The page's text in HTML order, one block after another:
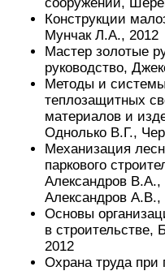
Конструкции
Мунчак Л.А., 2012
Мастер золотые
руководство,
Методы и
теплозащитных
материалов и
Однолько В.Г.,
Механизация
паркового
Александров
Александров А.В.,
Основы
в
2012
Охрана труда при